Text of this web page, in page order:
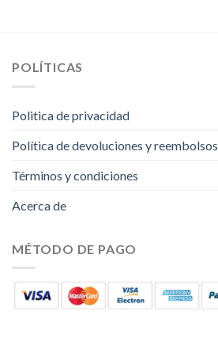
POLÍTICAS
Politica de privacidad
Política de devoluciones y reembolsos
Términos y condiciones
Acerca de
MÉTODO DE PAGO